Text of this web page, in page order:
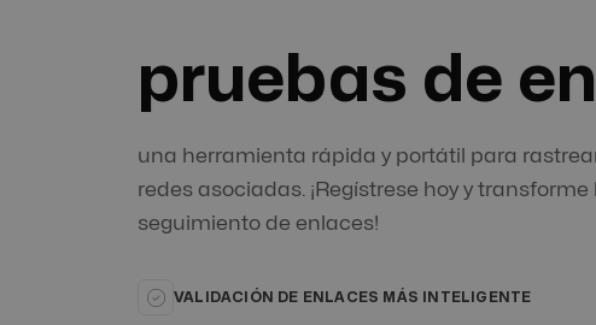
pruebas de
una herramienta rápida y portátil para
redes asociadas. ¡Regístrese hoy y
seguimiento de enlaces!
VALIDACIÓN DE ENLACES MÁS INTELIGENTE